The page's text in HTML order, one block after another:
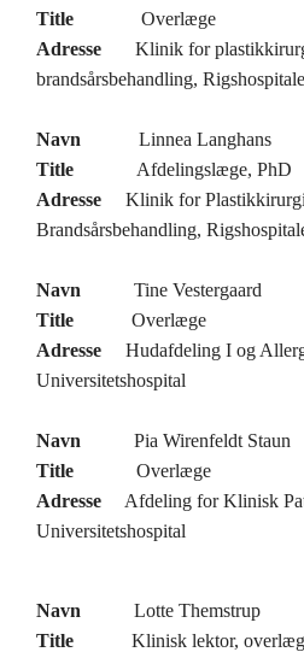
Title Overlæge
Adresse Klinik for
brandsårsbehandling,
Navn Linnea Langhans
Title Afdelingslæge, PhD
Adresse Klinik for
Brandsårsbehandling,
Navn Tine Vestergaard
Title Overlæge
Adresse Hudafdeling I og
Universitetshospital
Navn Pia Wirenfeldt Staun
Title
Overlæge
Adresse
Afdeling for Klinisk
Universitetshospital
Navn Lotte Themstrup
Title Klinisk lektor,